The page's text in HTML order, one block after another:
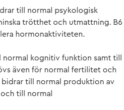
till normal psykologisk
trötthet och utmattning. B6
hormonaktiviteten.
normal kognitiv funktion samt till
även för normal fertilitet och
till normal produktion av
till normal